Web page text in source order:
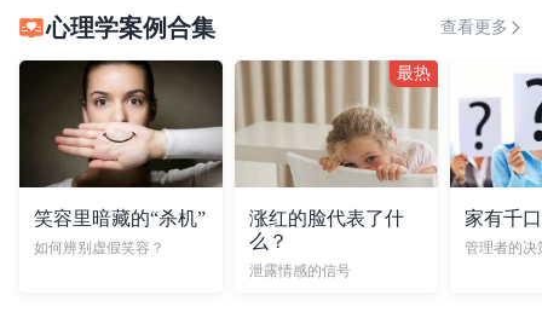
心理学案例合集 查看更多
笑容里暗藏的“杀机”
如何辨别虚假笑容？
最热
涨红的脸代表了什
么？
泄露情感的信号
家有千
管理者的决